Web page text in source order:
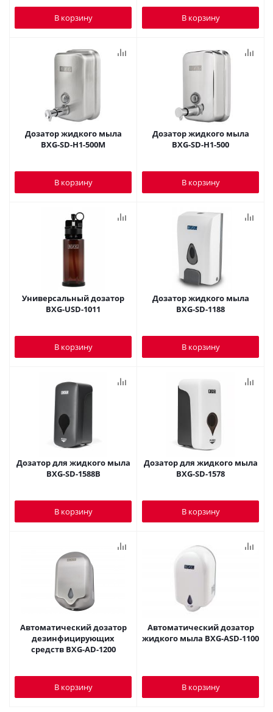
В корзину В корзину
Дозатор жидкого мыла
BXG-SD-H1-500M
В корзину
Дозатор жидкого мыла
BXG-SD-H1-500
В корзину
Универсальный дозатор
BXG-USD-1011
В корзину
Дозатор жидкого мыла
BXG-SD-1188
В корзину
Дозатор для жидкого мыла
BXG-SD-1588В
В корзину
Дозатор для жидкого мыла
BXG-SD-1578
В корзину
Автоматический дозатор
дезинфицирующих
средств BXG-AD-1200
В корзину
Автоматический дозатор
жидкого мыла BXG-ASD-1100
В корзину